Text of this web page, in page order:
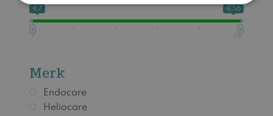
€7 €56
7 56
Merk
Endocare
Heliocare